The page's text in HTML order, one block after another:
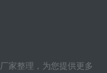
家整理，为您提供更多